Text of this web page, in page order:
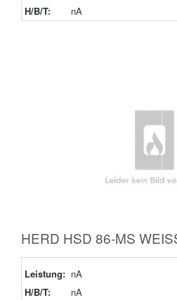
H/B/T:
nA
HERD HSD 86-MS
Leistung: nA
H/B/T:
nA